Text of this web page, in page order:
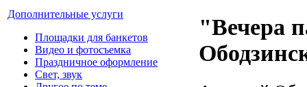
Дополнительные услуги
Площадки для банкетов
Видео и фотосъемка
Праздничное оформление
Свет, звук
"Вечера